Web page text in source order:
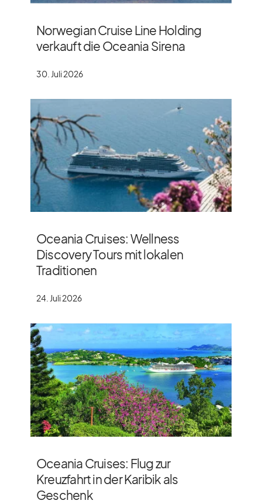
Norwegian Cruise Line Holding
verkauft die Oceania Sirena
30. Juli 2026
Oceania Cruises: Wellness
Discovery Tours mit lokalen
Traditionen
24. Juli 2026
Oceania Cruises: Flug zur
Kreuzfahrt in der Karibik als
Geschenk